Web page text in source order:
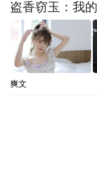
盗香窃玉：我
爽文